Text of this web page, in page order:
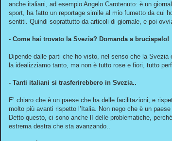
anche italiani, ad esempio Angelo Carotenuto: è un
sport, ha fatto un reportage simile al mio fumetto da cui
sentiti. Quindi soprattutto da articoli di giornale, e poi
- Come hai trovato la Svezia? Domanda a bruciapelo!
Dipende dalle parti che ho visto, nel senso che la
la idealizziamo tanto, ma non è tutto rose e fiori, tutto
- Tanti italiani si trasferirebbero in Svezia..
E’ chiaro che è un paese che ha delle facilitazioni, e
molto più avanti rispetto l’Italia. Non nego che è un
Detto questo, ci sono anche lì delle problematiche,
estrema destra che sta avanzando..